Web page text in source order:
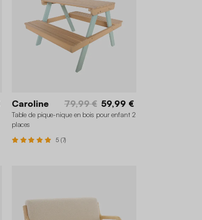
Caroline 79,99 € 59,99 €
Table de pique-nique en bois pour enfant 2
places
5 (7)